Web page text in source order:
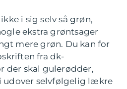
i sig selv så grøn,
ekstra grøntsager
mere grøn. Du kan for
fra dk-
der skal gulerødder,
selvfølgelig lækre